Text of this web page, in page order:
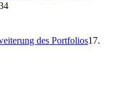
des Portfolios17.